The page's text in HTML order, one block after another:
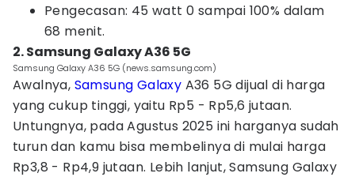
Pengecasan: 45 watt 0 sampai 100% dalam
68 menit.
2. Samsung Galaxy A36 5G
Samsung Galaxy A36 5G (news.samsung.com)
Awalnya, Samsung Galaxy A36 5G dijual di harga
yang cukup tinggi, yaitu Rp5 - Rp5,6 jutaan.
Untungnya, pada Agustus 2025 ini harganya sudah
turun dan kamu bisa membelinya di mulai harga
Rp3,8 - Rp4,9 jutaan. Lebih lanjut, Samsung Galaxy